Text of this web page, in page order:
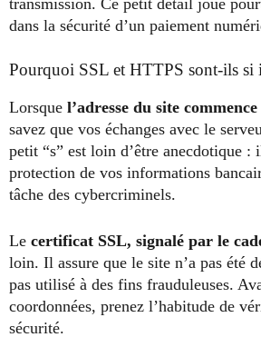
transmission. Ce petit détail joue
dans la sécurité d’un paiement
Pourquoi SSL et HTTPS sont-ils si
Lorsque l’adresse du site
savez que vos échanges avec le
petit “s” est loin d’être anecdotique :
protection de vos informations
tâche des cybercriminels.
Le certificat SSL, signalé par le
loin. Il assure que le site n’a pas été
pas utilisé à des fins frauduleuses.
coordonnées, prenez l’habitude de
sécurité.